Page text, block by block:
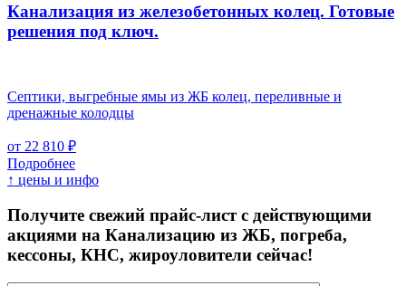
Канализация из железобетонных колец. Готовые
решения под ключ.
Септики, выгребные ямы из ЖБ колец, переливные и
дренажные колодцы
от 22 810 ₽
Подробнее
↑ цены и инфо
Получите свежий прайс-лист с действующими
акциями на Канализацию из ЖБ, погреба,
кессоны, КНС, жироуловители сейчас!